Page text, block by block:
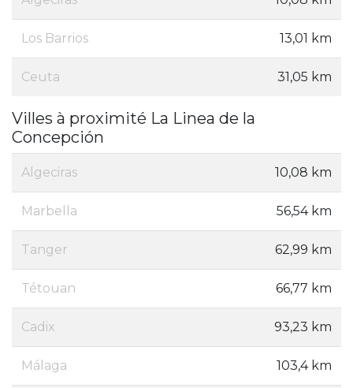
Los Barrios 13,01 km
Ceuta 31,05 km
Villes à proximité La Linea de la
Concepción
Algeciras 10,08 km
Marbella 56,54 km
Tanger 62,99 km
Tétouan 66,77 km
Cadix 93,23 km
Málaga 103,4 km